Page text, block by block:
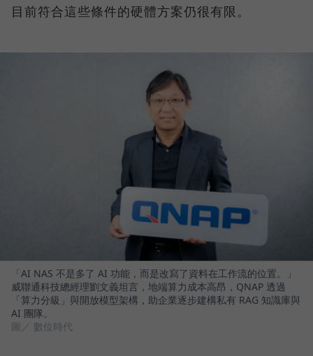
目前符合這些條件的硬體方案仍很有限。
「AI NAS 不是多了 AI 功能，而是改寫了資料在工作流的位置。」
威聯通科技總經理劉文義坦言，地端算力成本高昂，QNAP 透過
「算力分級」與開放模型架構，助企業逐步建構私有 RAG 知識庫與
AI 團隊。
圖／ 數位時代